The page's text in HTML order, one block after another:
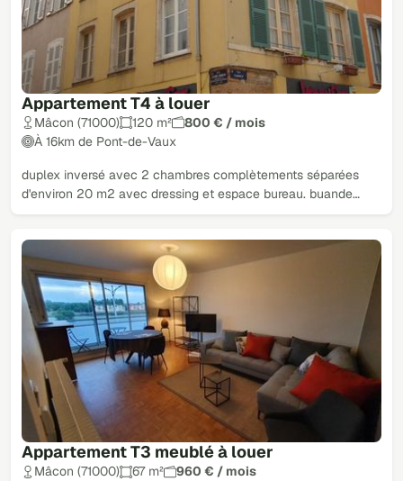
Appartement T4 à louer
Mâcon (71000) 120 m²
800 € / mois
À 16km de Pont-de-Vaux
duplex inversé avec 2 chambres complètements séparées
d'environ 20 m2 avec dressing et espace bureau. buande…
Appartement T3 meublé à louer
Mâcon (71000) 67 m²
960 € / mois